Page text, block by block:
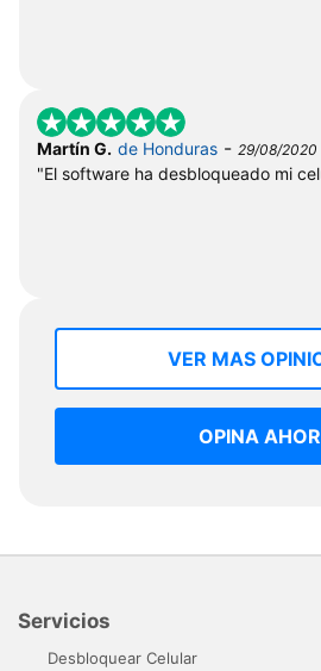
Martín G. de Honduras - 29/08/2020
"El software ha desbloqueado mi
VER MAS
OPINA
Servicios
Desbloquear Celular